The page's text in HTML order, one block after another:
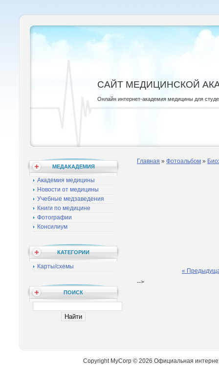
САЙТ МЕДИЦИНСКОЙ
Онлайн интернет-академия медицины для
МЕДАКАДЕМИЯ
Академия медицины
Новости от медицины
Учебные медзаведения
Книги по медицине
Фотографии
Консилиум
КАТЕГОРИИ
Карты/схемы
ПОИСК
Главная » Фотоальбом »
«
-->
Copyright MyCorp © 2026 Официальная